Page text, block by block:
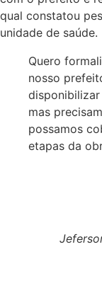
qual constatou
unidade de saúde.
Quero
nosso
mas
possamos
etapas da